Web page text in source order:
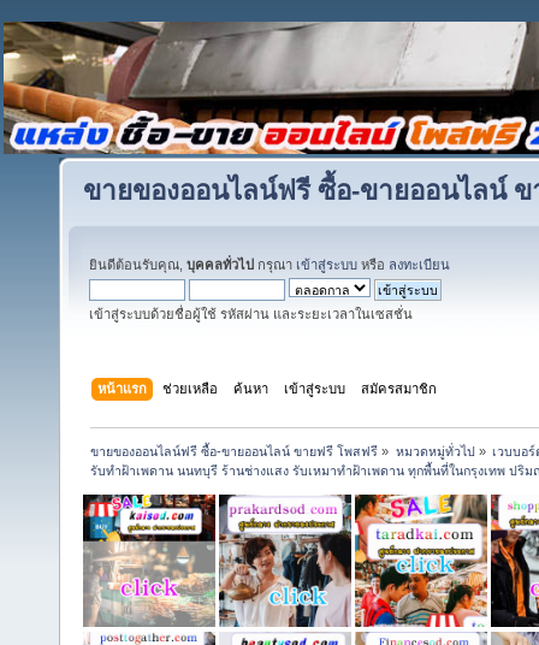
ขายของออนไลน์ฟรี ซื้อ-ขายออนไลน์
ยินดีต้อนรับคุณ, บุคคลทั่วไป กรุณา เข้าสู่ระบบ หรือ ลงทะเบียน
เข้าสู่ระบบด้วยชื่อผู้ใช้ รหัสผ่าน และระยะเวลาในเซสชั่น
หน้าแรก ช่วยเหลือ ค้นหา เข้าสู่ระบบ สมัครสมาชิก
ขายของออนไลน์ฟรี ซื้อ-ขายออนไลน์ ขายฟรี โพสฟรี » หมวดหมู่ทั่วไป» เวบบอ
รับทำฝ้าเพดาน นนทบุรี ร้านช่างแสง รับเหมาทำฝ้าเพดาน ทุกพื้นที่ในกรุงเทพ ปริ